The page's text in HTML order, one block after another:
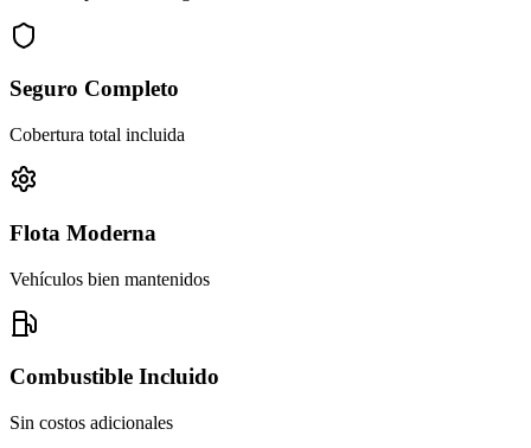
Seguro Completo
Cobertura total incluida
Flota Moderna
Vehículos bien mantenidos
Combustible Incluido
Sin costos adicionales